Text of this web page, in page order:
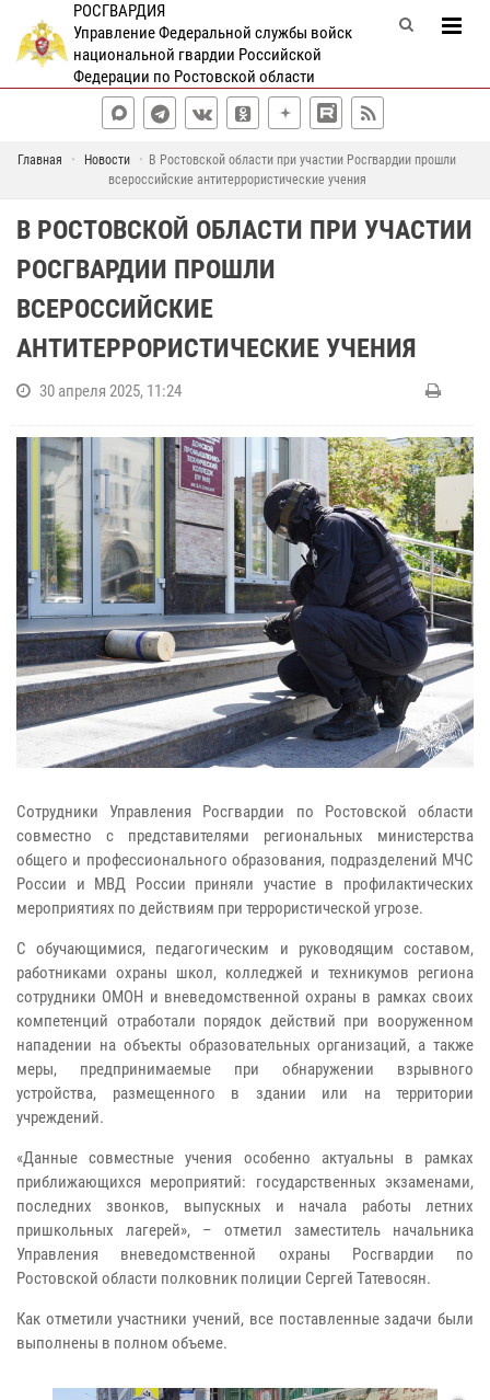
РОСГВАРДИЯ
Управление Федеральной службы войск
национальной гвардии Российской
Федерации по Ростовской области
Главная Новости
В Ростовской области при участии Росгвардии прошли
всероссийские антитеррористические учения
В РОСТОВСКОЙ ОБЛАСТИ ПРИ УЧАСТИИ
РОСГВАРДИИ ПРОШЛИ
ВСЕРОССИЙСКИЕ
АНТИТЕРРОРИСТИЧЕСКИЕ УЧЕНИЯ
30 апреля 2025, 11:24
Сотрудники Управления Росгвардии по Ростовской области
совместно с представителями региональных министерства
общего и профессионального образования, подразделений МЧС
России и МВД России приняли участие в профилактических
мероприятиях по действиям при террористической угрозе.
С обучающимися, педагогическим и руководящим составом,
работниками охраны школ, колледжей и техникумов региона
сотрудники ОМОН и вневедомственной охраны в рамках своих
компетенций отработали порядок действий при вооруженном
нападении на объекты образовательных организаций, а также
меры, предпринимаемые при обнаружении взрывного
устройства, размещенного в здании или на территории
учреждений.
«Данные совместные учения особенно актуальны в рамках
приближающихся мероприятий: государственных экзаменами,
последних звонков, выпускных и начала работы летних
пришкольных лагерей», – отметил заместитель начальника
Управления вневедомственной охраны Росгвардии по
Ростовской области полковник полиции Сергей Татевосян.
Как отметили участники учений, все поставленные задачи были
выполнены в полном объеме.